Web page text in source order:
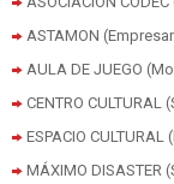
ASTAMON
AULA DE JUEGO
CENTRO CULTURAL
ESPACIO CULTURAL
MÁXIMO DISASTER